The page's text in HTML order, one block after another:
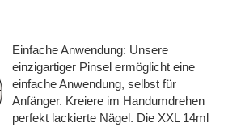
Einfache Anwendung: Unsere
einzigartiger Pinsel ermöglicht eine
einfache Anwendung, selbst für
Anfänger. Kreiere im Handumdrehen
perfekt lackierte Nägel. Die XXL 14ml